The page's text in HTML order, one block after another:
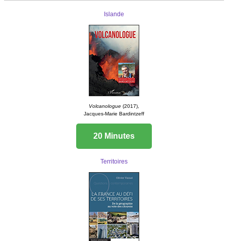
Islande
Volcanologue (2017),
Jacques-Marie Bardintzeff
20 Minutes
Territoires